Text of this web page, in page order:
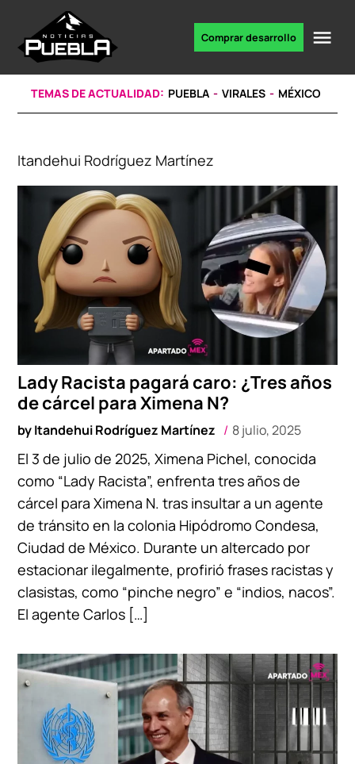
content
noticias
Comprar desarrollo
TEMAS DE ACTUALIDAD: PUEBLA VIRALES MÉXICO
Itandehui Rodríguez Martínez
Lady Racista pagará caro: ¿Tres años
de cárcel para Ximena N?
byItandehui Rodríguez Martínez 8 julio, 2025
El 3 de julio de 2025, Ximena Pichel, conocida
como “Lady Racista”, enfrenta tres años de
cárcel para Ximena N. tras insultar a un agente
de tránsito en la colonia Hipódromo Condesa,
Ciudad de México. Durante un altercado por
estacionar ilegalmente, profirió frases racistas y
clasistas, como “pinche negro” e “indios, nacos”.
El agente Carlos […]